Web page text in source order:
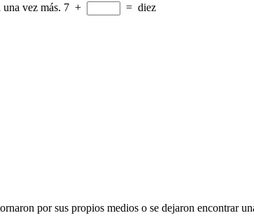
vez más. 7 + = diez
por sus propios medios o se dejaron encontrar